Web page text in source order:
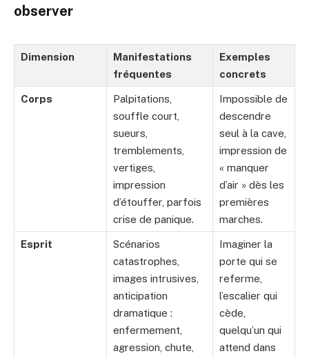
observer
Dimension
Manifestations
fréquentes
Exemples
concrets
Corps
Palpitations,
souffle court,
sueurs,
tremblements,
vertiges,
impression
d’étouffer, parfois
crise de panique.
Impossible de
descendre
seul à la cave,
impression de
« manquer
d’air » dès les
premières
marches.
Esprit
Scénarios
catastrophes,
images intrusives,
anticipation
dramatique :
enfermement,
agression, chute,
Imaginer la
porte qui se
referme,
l’escalier qui
cède,
quelqu’un qui
attend dans